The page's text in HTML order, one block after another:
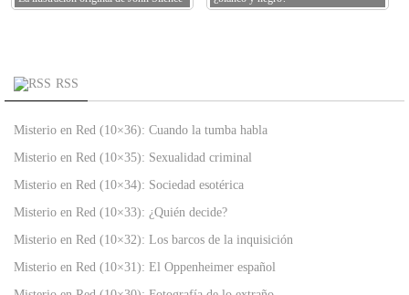
RSS
Misterio en Red (10×36): Cuando la tumba habla
Misterio en Red (10×35): Sexualidad criminal
Misterio en Red (10×34): Sociedad esotérica
Misterio en Red (10×33): ¿Quién decide?
Misterio en Red (10×32): Los barcos de la inquisición
Misterio en Red (10×31): El Oppenheimer español